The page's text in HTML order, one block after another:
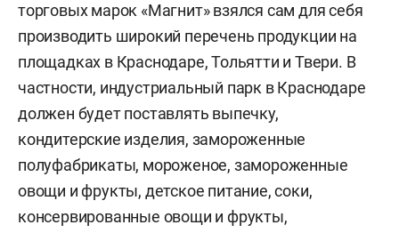
торговых марок «Магнит» взялся сам для себя
производить широкий перечень продукции на
площадках в Краснодаре, Тольятти и Твери. В
частности, индустриальный парк в Краснодаре
должен будет поставлять выпечку,
кондитерские изделия, замороженные
полуфабрикаты, мороженое, замороженные
овощи и фрукты, детское питание, соки,
консервированные овощи и фрукты,